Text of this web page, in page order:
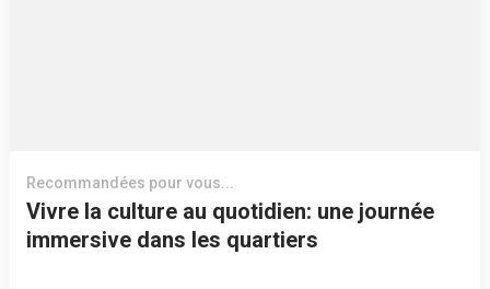
Recommandées pour vous...
Vivre la culture au quotidien: une journée
immersive dans les quartiers